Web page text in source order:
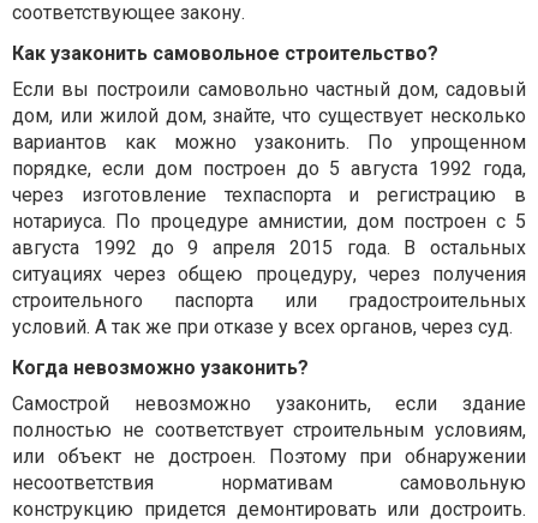
соответствующее закону.
Как узаконить самовольное строительство?
Если вы построили самовольно частный дом, садовый
дом, или жилой дом, знайте, что существует несколько
вариантов как можно узаконить. По упрощенном
порядке, если дом построен до 5 августа 1992 года,
через изготовление техпаспорта и регистрацию в
нотариуса. По процедуре амнистии, дом построен с 5
августа 1992 до 9 апреля 2015 года. В остальных
ситуациях через общею процедуру, через получения
строительного паспорта или градостроительных
условий. А так же при отказе у всех органов, через суд.
Когда невозможно узаконить?
Самострой невозможно узаконить, если здание
полностью не соответствует строительным условиям,
или объект не достроен. Поэтому при обнаружении
несоответствия нормативам самовольную
конструкцию придется демонтировать или достроить.